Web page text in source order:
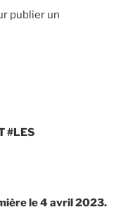
publier un
#LES
le 4 avril 2023.